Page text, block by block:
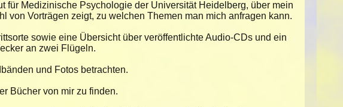
Medizinische Psychologie der Universität Heidelberg, über mein
Vorträgen zeigt, zu welchen Themen man mich anfragen kann.
sowie eine Übersicht über veröffentlichte Audio-CDs und ein
an zwei Flügeln.
und Fotos betrachten.
Bücher von mir zu finden.